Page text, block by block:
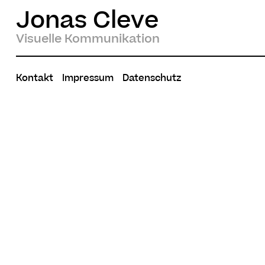
Jonas Cleve
Visuelle Kommunikation
Kontakt Impressum Datenschutz